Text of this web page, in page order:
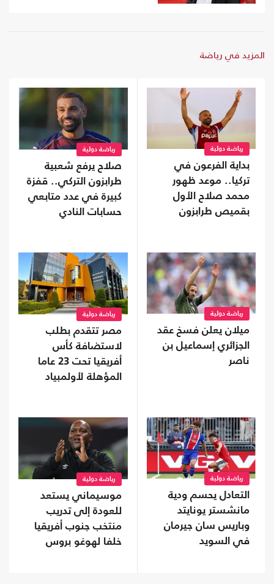
المزيد في رياضة
رياضة دولية
بداية الفرعون في
تركيا.. موعد ظهور
محمد صلاح الأول
بقميص طرابزون
رياضة دولية
صلاح يرفع شعبية
طرابزون التركي.. قفزة
كبيرة في عدد متابعي
حسابات النادي
رياضة دولية
ميلان يعلن فسخ عقد
الجزائري إسماعيل بن
ناصر
رياضة دولية
مصر تتقدم بطلب
لاستضافة كأس
أفريقيا تحت 23 عاما
المؤهلة لأولمبياد
رياضة دولية
التعادل يحسم ودية
مانشستر يونايتد
وباريس سان جيرمان
في السويد
رياضة دولية
موسيماني يستعد
للعودة إلى تدريب
منتخب جنوب أفريقيا
خلفا لهوغو بروس